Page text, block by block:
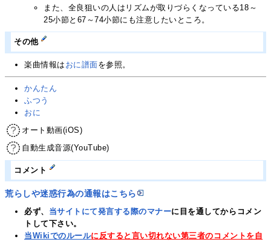
また、全良狙いの人はリズムが取りづらくなっている18～
25小節と67～74小節にも注意したいところ。
その他
楽曲情報は おに譜面を参照。
かんたん
ふつう
おに
オート動画(iOS)
自動生成音源(YouTube)
コメント
荒らしや迷惑行為の通報はこちら
必ず、 当サイトにて発言する際のマナーに目を通してからコメン
トして下さい。
当Wikiでのルールに反すると言い切れない第三者のコメントを自